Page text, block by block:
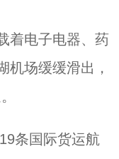
着电子电器、药
机场缓缓滑出，
条国际货运航